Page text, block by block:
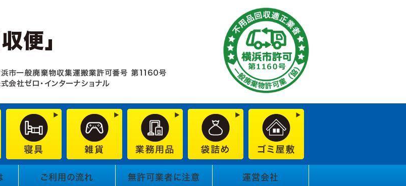
ご利用の流れ 無許可業者に注意 運営会社